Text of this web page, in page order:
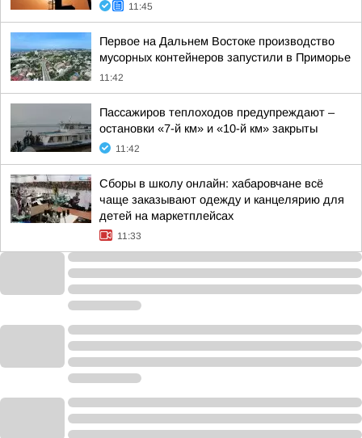
11:45
Первое на Дальнем Востоке производство
мусорных контейнеров запустили в Приморье
11:42
Пассажиров теплоходов предупреждают –
остановки «7-й км» и «10-й км» закрыты
11:42
Сборы в школу онлайн: хабаровчане всё
чаще заказывают одежду и канцелярию для
детей на маркетплейсах
11:33